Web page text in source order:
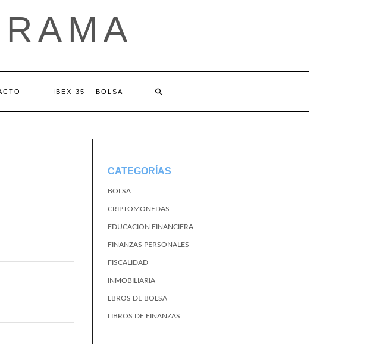
IBEX-35 – BOLSA
CATEGORÍAS
BOLSA
CRIPTOMONEDAS
EDUCACION FINANCIERA
FINANZAS PERSONALES
FISCALIDAD
INMOBILIARIA
LBROS DE BOLSA
LIBROS DE FINANZAS